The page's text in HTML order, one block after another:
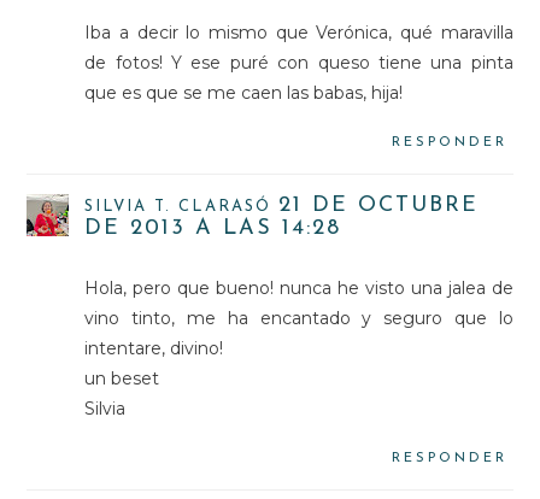
Iba a decir lo mismo que Verónica, qué maravilla
de fotos! Y ese puré con queso tiene una pinta
que es que se me caen las babas, hija!
RESPONDER
SILVIA T. CLARASÓ
21 DE OCTUBRE
DE 2013 A LAS 14:28
Hola, pero que bueno! nunca he visto una jalea de
vino tinto, me ha encantado y seguro que lo
intentare, divino!
un beset
Silvia
RESPONDER